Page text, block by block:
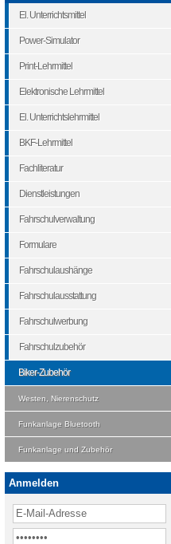
El. Unterrichtsmittel
Power-Simulator
Print-Lehrmittel
Elektronische Lehrmittel
El. Unterrichtslehrmittel
BKF-Lehrmittel
Fachliteratur
Dienstleistungen
Fahrschulverwaltung
Formulare
Fahrschulaushänge
Fahrschulausstattung
Fahrschulwerbung
Fahrschulzubehör
Biker-Zubehör
Westen, Nierenschutz
Funkanlage Bluetooth
Funkanlage und Zubehör
Anmelden